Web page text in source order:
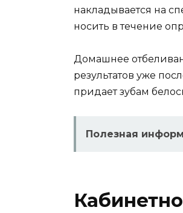
накладывается на
носить в течение
Домашнее
результатов уже
придает зубам
Полезная